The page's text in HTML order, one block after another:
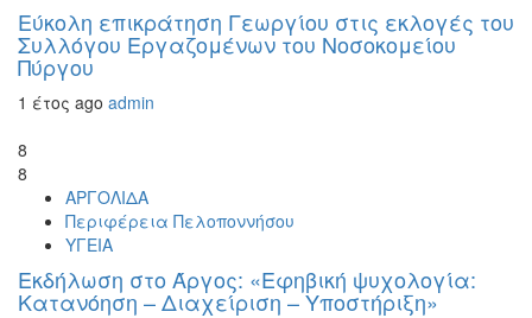
Εύκολη επικράτηση Γεωργίου στις εκλογές του
Συλλόγου Εργαζομένων του Νοσοκομείου
Πύργου
1 έτος ago admin
8
8
ΑΡΓΟΛΙΔΑ
Περιφέρεια Πελοποννήσου
ΥΓΕΙΑ
Εκδήλωση στο Άργος: «Εφηβική ψυχολογία:
Κατανόηση – Διαχείριση – Υποστήριξη»